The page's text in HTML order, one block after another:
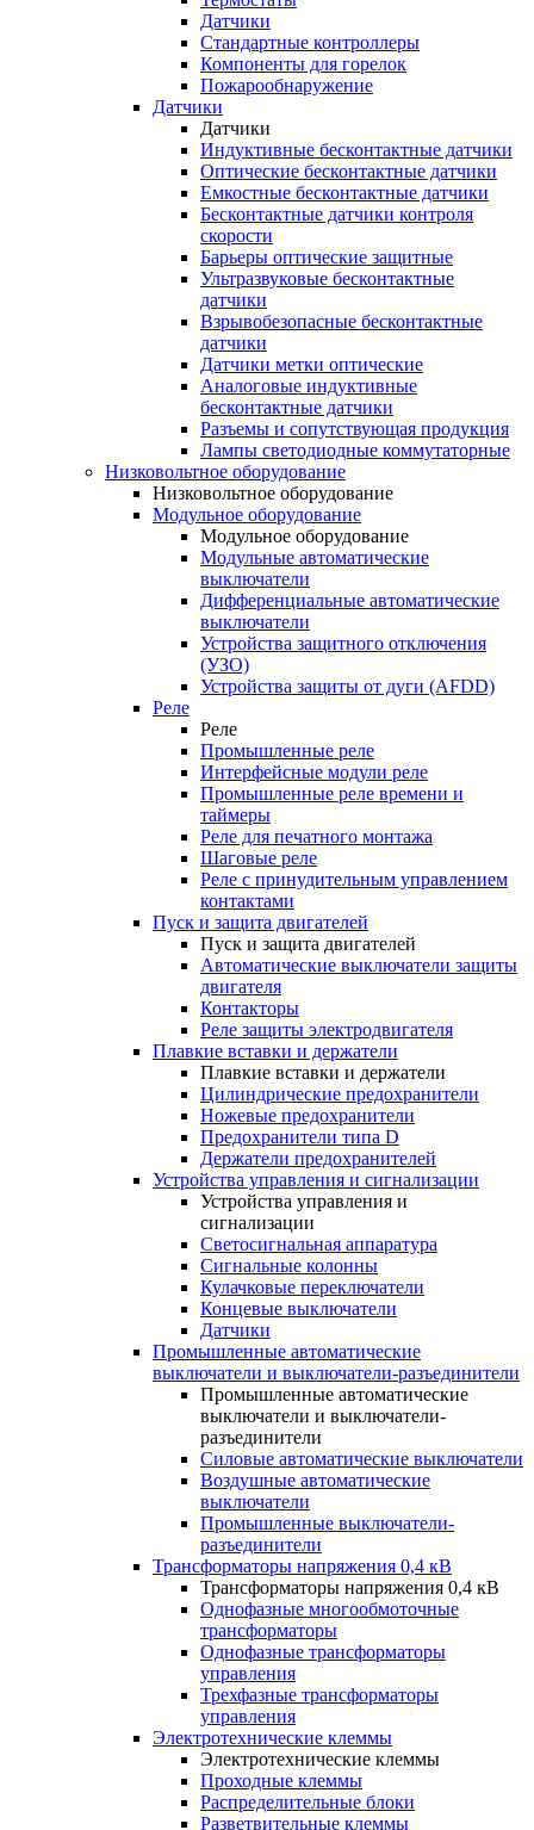
Датчики
Стандартные контроллеры
Компоненты для горелок
Пожарообнаружение
Датчики
Датчики
Индуктивные бесконтактные датчики
Оптические бесконтактные датчики
Емкостные бесконтактные датчики
Бесконтактные датчики контроля
скорости
Барьеры оптические защитные
Ультразвуковые бесконтактные
датчики
Взрывобезопасные бесконтактные
датчики
Датчики метки оптические
Аналоговые индуктивные
бесконтактные датчики
Разъемы и сопутствующая продукция
Лампы светодиодные коммутаторные
Низковольтное оборудование
Низковольтное оборудование
Модульное оборудование
Модульное оборудование
Модульные автоматические
выключатели
Дифференциальные автоматические
выключатели
Устройства защитного отключения
(УЗО)
Устройства защиты от дуги (AFDD)
Реле
Реле
Промышленные реле
Интерфейсные модули реле
Промышленные реле времени и
таймеры
Реле для печатного монтажа
Шаговые реле
Реле с принудительным управлением
контактами
Пуск и защита двигателей
Пуск и защита двигателей
Автоматические выключатели защиты
двигателя
Контакторы
Реле защиты электродвигателя
Плавкие вставки и держатели
Плавкие вставки и держатели
Цилиндрические предохранители
Ножевые предохранители
Предохранители типа D
Держатели предохранителей
Устройства управления и сигнализации
Устройства управления и
сигнализации
Светосигнальная аппаратура
Сигнальные колонны
Кулачковые переключатели
Концевые выключатели
Датчики
Промышленные автоматические
выключатели и выключатели-разъединители
Промышленные автоматические
выключатели и выключатели-
разъединители
Силовые автоматические выключатели
Воздушные автоматические
выключатели
Промышленные выключатели-
разъединители
Трансформаторы напряжения 0,4 кВ
Трансформаторы напряжения 0,4 кВ
Однофазные многообмоточные
трансформаторы
Однофазные трансформаторы
управления
Трехфазные трансформаторы
управления
Электротехнические клеммы
Электротехнические клеммы
Проходные клеммы
Распределительные блоки
Разветвительные клеммы